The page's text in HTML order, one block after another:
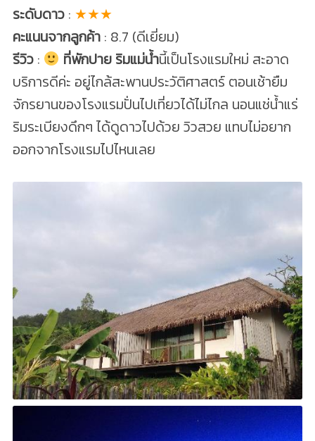
ระดับดาว: ★★★
คะแนนจากลูกค้า : 8.7 (ดีเยี่ยม)
รีวิว: ที่พักปาย ริมแม่น้ำนี้เป็นโรงแรมใหม่ สะอาด
บริการดีค่ะ อยู่ไกล้สะพานประวัติศาสตร์ ตอนเช้ายืม
จักรยานของโรงแรมปั่นไปเที่ยวได้ไม่ไกล นอนแช่น้ำแร่
ริมระเบียงดึกๆ ได้ดูดาวไปด้วย วิวสวย แทบไม่อยาก
ออกจากโรงแรมไปไหนเลย